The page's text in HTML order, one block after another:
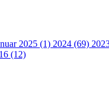
2025 (1) 2024 (69)
(12)